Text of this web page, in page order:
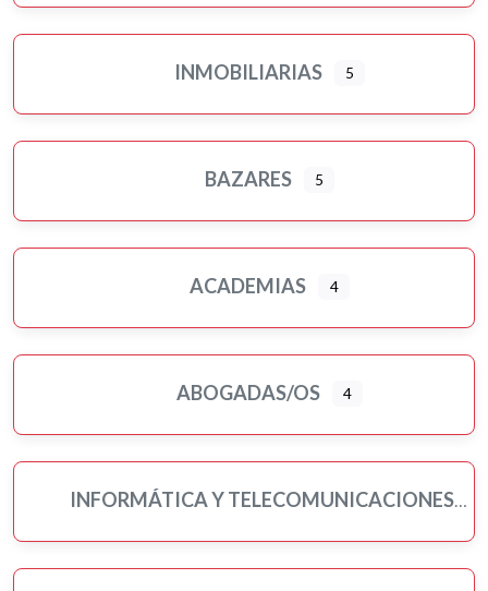
INMOBILIARIAS 5
BAZARES 5
ACADEMIAS 4
ABOGADAS/OS 4
INFORMÁTICA Y TELECOMUNICACIONES